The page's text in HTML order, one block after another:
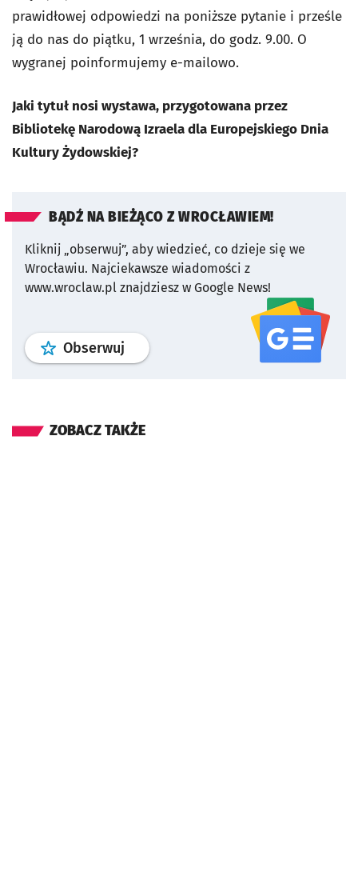
prawidłowej odpowiedzi na poniższe pytanie i prześle
ją do nas do piątku, 1 września, do godz. 9.00. O
wygranej poinformujemy e-mailowo.
Jaki tytuł nosi wystawa, przygotowana przez
Bibliotekę Narodową Izraela dla Europejskiego Dnia
Kultury Żydowskiej?
BĄDŹ NA BIEŻĄCO Z WROCŁAWIEM!
Kliknij „obserwuj”, aby wiedzieć, co dzieje się we
Wrocławiu. Najciekawsze wiadomości z
www.wroclaw.pl znajdziesz w Google News!
Obserwuj profil serwisu
ZOBACZ TAKŻE